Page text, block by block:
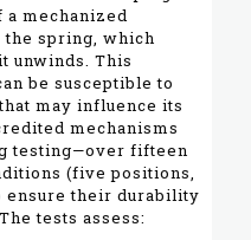
a mechanized
spring, which
unwinds. This
be susceptible to
may influence its
mechanisms
testing—over fifteen
(five positions,
ensure their durability
tests assess: